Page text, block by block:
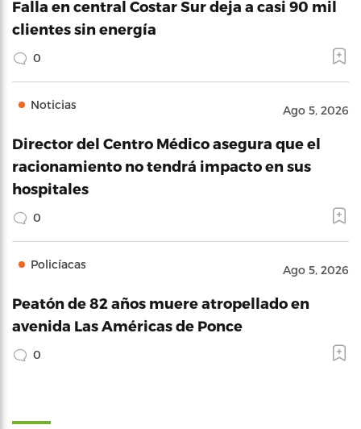
Falla en central Costar Sur deja a casi 90 mil
clientes sin energía
0
Noticias Ago 5, 2026
Director del Centro Médico asegura que el
racionamiento no tendrá impacto en sus
hospitales
0
Policíacas Ago 5, 2026
Peatón de 82 años muere atropellado en
avenida Las Américas de Ponce
0